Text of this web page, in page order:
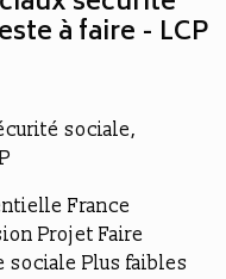
à faire - LCP
sociale,
France
Projet Faire
Plus faibles